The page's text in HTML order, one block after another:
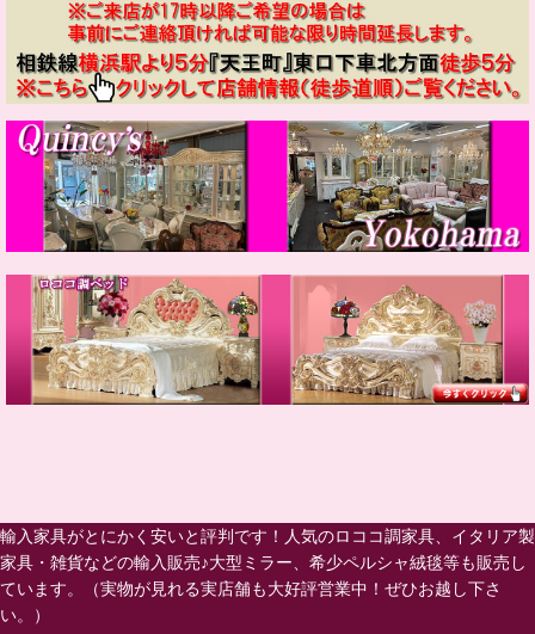
輸入家具がとにかく安いと評判です！人気のロココ調家具、イタリア製
家具・雑貨などの輸入販売♪大型ミラー、希少ペルシャ絨毯等も販売し
ています。（実物が見れる実店舗も大好評営業中！ぜひお越し下さ
い。）